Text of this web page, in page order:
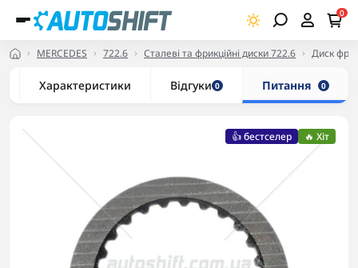
0
MERCEDES 722.6 Сталеві та фрикційні диски 722.6 Диск
Характеристики Відгуки 0 Питання 0
👍 бестселер 🔥 Хіт